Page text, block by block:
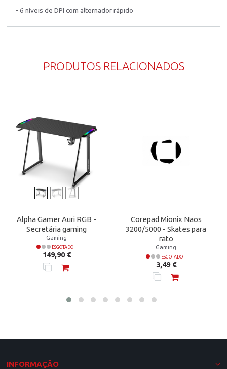
- 6 níveis de DPI com alternador rápido
PRODUTOS RELACIONADOS
Alpha Gamer Auri RGB -
Secretária gaming
Gaming
ESGOTADO
Preço
149,90 €
Corepad Mionix Naos
3200/5000 - Skates para
rato
Gaming
ESGOTADO
Preço
3,49 €
INFORMAÇÃO